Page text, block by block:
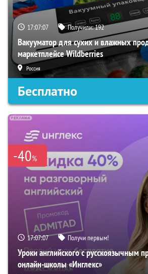
17:07:06 Получили:192
Вакууматор для сухих и влажных
маркетплейсе Wildberries
Россия
Бесплатно
-40%
17:07:06 Получи первым!
Уроки английского с русскоязычным
онлайн-школы «Инглекс»